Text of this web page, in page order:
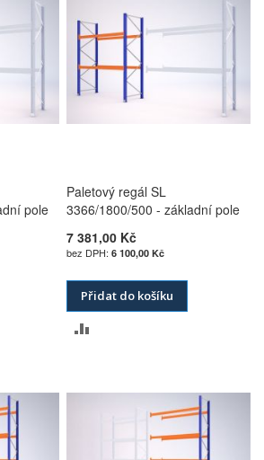
pole
Paletový regál SL
3366/1800/500 - základní pole
7 381,00 Kč
6 100,00 Kč
Přidat do košíku
POROVNÁNÍ